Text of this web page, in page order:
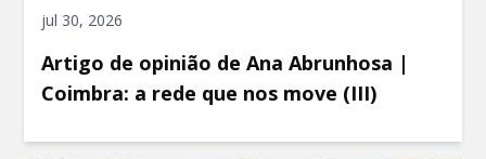
jul 30, 2026
Artigo de opinião de Ana Abrunhosa |
Coimbra: a rede que nos move (III)